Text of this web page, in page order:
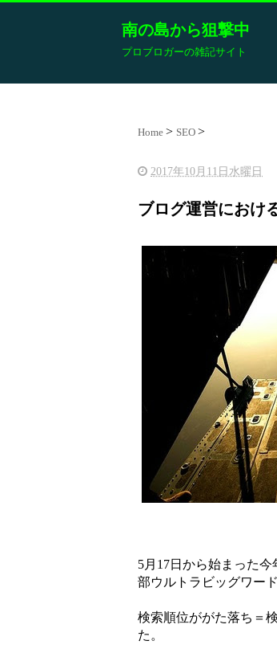
南の島から狙撃中
プロブロガーの雑記サイト
Home SEO
2017年10月11日水曜日
ブログ運営におけ
5月17日から始まった
部ウルトラビッグワー
検索順位ががた落ち＝
た。